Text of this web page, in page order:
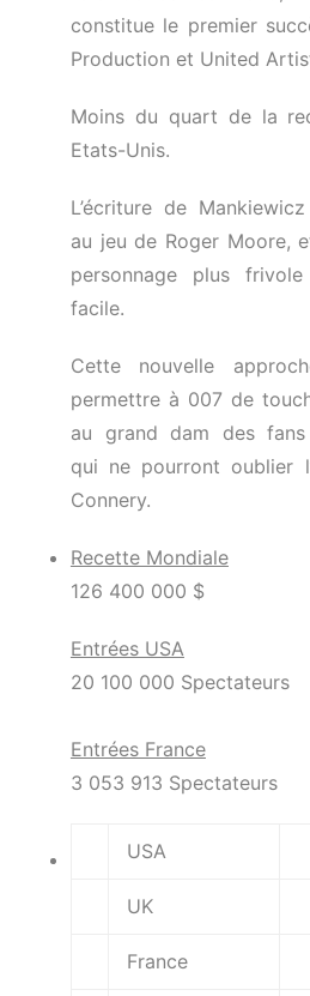
constitue le premier
Production et United
Moins du quart de la
Etats-Unis.
L’écriture de
au jeu de Roger Moore,
personnage plus
facile.
Cette nouvelle
permettre à 007 de
au grand dam des
qui ne pourront oublier
Connery.
Recette Mondiale
126 400 000 $
Entrées USA
20 100 000 Spectateurs
Entrées France
3 053 913 Spectateurs
USA
UK
France